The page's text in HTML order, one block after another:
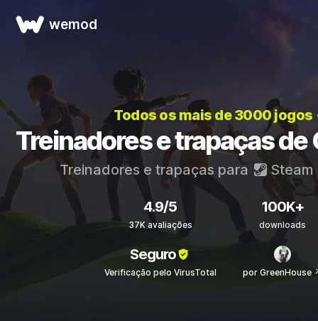
wemod
Todos os mais de 3000
Treinadores e trapaças de
Treinadores e trapaças para Steam
4.9/5
37K avaliações
100K+
downloads
Seguro
Verificação pelo VirusTotal por GreenHouse